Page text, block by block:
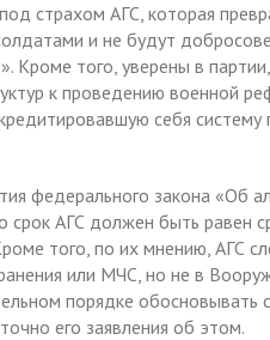
страхом АГС, которая
и не будут
Кроме того, уверены в
к проведению военной
себя систему
федерального закона «Об
срок АГС должен быть равен
того, по их мнению, АГС
или МЧС, но не в
порядке обосновывать
его заявления об этом.